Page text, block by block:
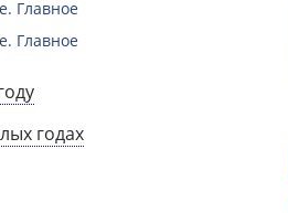
Главное
Главное
годах